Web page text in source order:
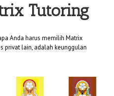
Tutoring
Anda harus memilih Matrix
privat lain, adalah keunggulan